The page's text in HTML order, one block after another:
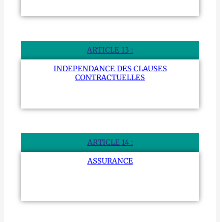
ARTICLE 13 :
INDEPENDANCE DES CLAUSES
CONTRACTUELLES
ARTICLE 14 :
ASSURANCE